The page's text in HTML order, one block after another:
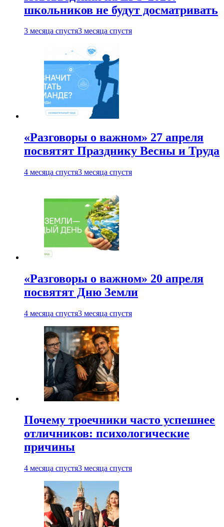
школьников не будут досматривать
3 месяца спустя3 месяца спустя
«Разговоры о важном» 27 апреля
посвятят Празднику Весны и Труда
4 месяца спустя3 месяца спустя
«Разговоры о важном» 20 апреля
посвятят Дню Земли
4 месяца спустя3 месяца спустя
Почему троечники часто успешнее
отличников: психологические
причины
4 месяца спустя3 месяца спустя